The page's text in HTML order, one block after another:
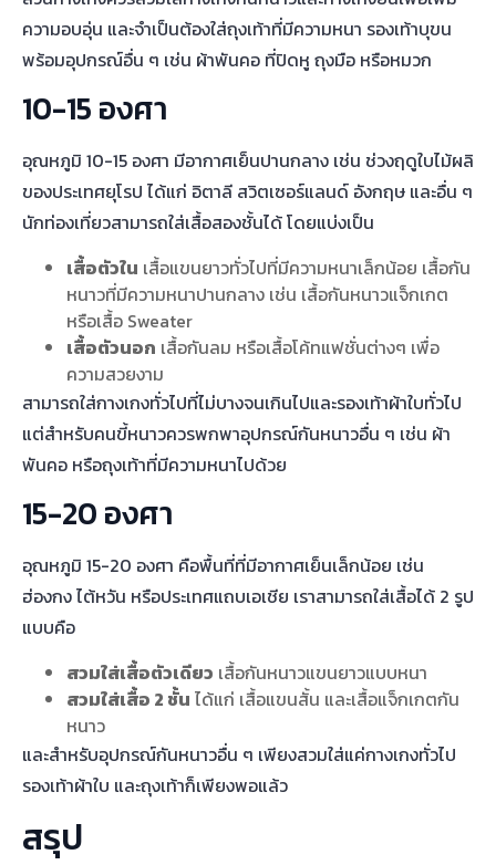
ความอบอุ่น และจำเป็นต้องใส่ถุงเท้าที่มีความหนา รองเท้าบุขน
พร้อมอุปกรณ์อื่น ๆ เช่น ผ้าพันคอ ที่ปิดหู ถุงมือ หรือหมวก
10-15 องศา
อุณหภูมิ 10-15 องศา มีอากาศเย็นปานกลาง เช่น ช่วงฤดูใบไม้ผลิ
ของประเทศยุโรป ได้แก่ อิตาลี สวิตเซอร์แลนด์ อังกฤษ และอื่น ๆ
นักท่องเที่ยวสามารถใส่เสื้อสองชั้นได้ โดยแบ่งเป็น
เสื้อตัวใน เสื้อแขนยาวทั่วไปที่มีความหนาเล็กน้อย เสื้อกัน
หนาวที่มีความหนาปานกลาง เช่น เสื้อกันหนาวแจ็กเกต
หรือเสื้อ Sweater
เสื้อตัวนอก เสื้อกันลม หรือเสื้อโค้ทแฟชั่นต่างๆ เพื่อ
ความสวยงาม
สามารถใส่กางเกงทั่วไปที่ไม่บางจนเกินไปและรองเท้าผ้าใบทั่วไป
แต่สำหรับคนขี้หนาวควรพกพาอุปกรณ์กันหนาวอื่น ๆ เช่น ผ้า
พันคอ หรือถุงเท้าที่มีความหนาไปด้วย
15-20 องศา
อุณหภูมิ 15-20 องศา คือพื้นที่ที่มีอากาศเย็นเล็กน้อย เช่น
ฮ่องกง ไต้หวัน หรือประเทศแถบเอเชีย เราสามารถใส่เสื้อได้ 2 รูป
แบบคือ
สวมใส่เสื้อตัวเดียว เสื้อกันหนาวแขนยาวแบบหนา
สวมใส่เสื้อ 2 ชั้น ได้แก่ เสื้อแขนสั้น และเสื้อแจ็กเกตกัน
หนาว
และสำหรับอุปกรณ์กันหนาวอื่น ๆ เพียงสวมใส่แค่กางเกงทั่วไป
รองเท้าผ้าใบ และถุงเท้าก็เพียงพอแล้ว
สรุป